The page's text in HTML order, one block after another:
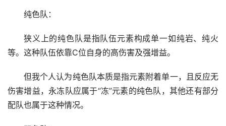
纯色队：
狭义上的纯色队是指队伍元素构成单一如纯岩、纯火
等。这种队伍依靠C位自身的高伤害及强增益。
但我个人认为纯色队本质是指元素附着单一，且反应无
伤害增益，永冻队应属于“冻”元素的纯色队，其他还有部分
配队也属于这种情况。